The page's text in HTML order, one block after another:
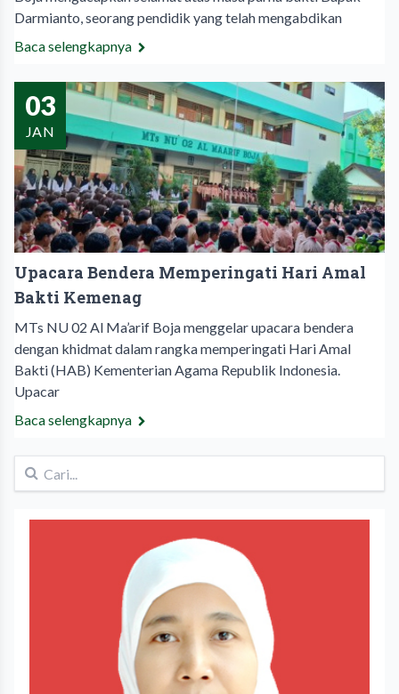
Darmianto, seorang pendidik yang telah mengabdikan
Baca selengkapnya
03
JAN
Upacara Bendera Memperingati Hari Amal
Bakti Kemenag
MTs NU 02 Al Ma’arif Boja menggelar upacara bendera
dengan khidmat dalam rangka memperingati Hari Amal
Bakti (HAB) Kementerian Agama Republik Indonesia.
Upacar
Baca selengkapnya